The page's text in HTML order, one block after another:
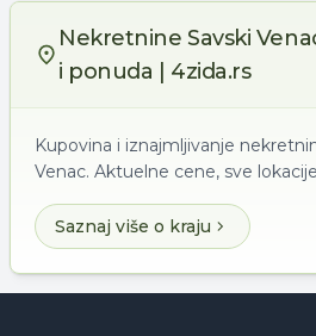
Nekretnine Savski
i ponuda | 4zida.rs
Kupovina i iznajmljivanje
Venac. Aktuelne cene, sve
Saznaj više o kraju